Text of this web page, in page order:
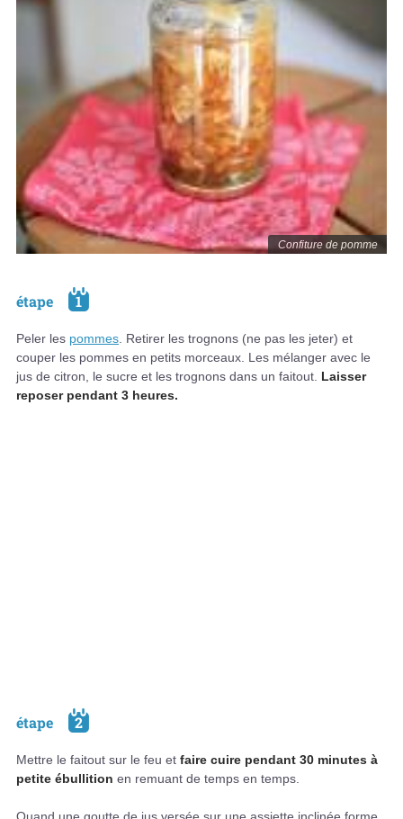
Confiture de pomme
étape 1
Peler les pommes . Retirer les trognons (ne pas les jeter) et
couper les pommes en petits morceaux. Les mélanger avec le
jus de citron, le sucre et les trognons dans un faitout. Laisser
reposer pendant 3 heures.
étape 2
Mettre le faitout sur le feu et faire cuire pendant 30 minutes à
petite ébullition en remuant de temps en temps.